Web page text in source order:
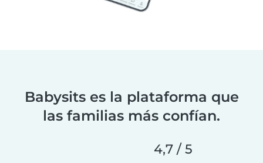
Babysits es la plataforma que
las familias más confían.
4,7 / 5